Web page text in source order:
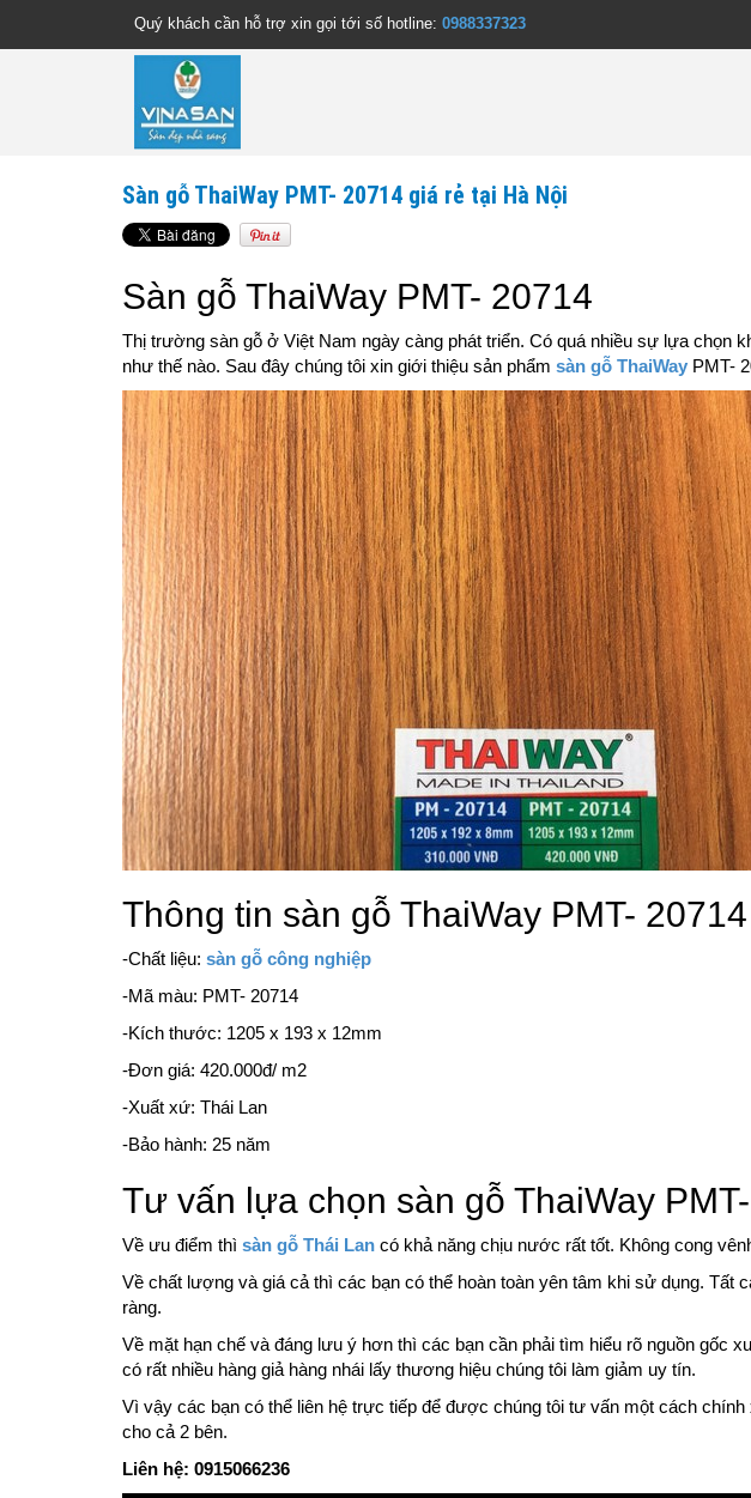
Quý khách cần hỗ trợ xin gọi tới số hotline: 0988337323
Sàn gỗ ThaiWay PMT- 20714 giá rẻ tại Hà Nội
Sàn gỗ ThaiWay PMT- 20714
Thị trường sàn gỗ ở Việt Nam ngày càng phát triển. Có quá nhiều sự lựa chọn
như thế nào. Sau đây chúng tôi xin giới thiệu sản phẩm sàn gỗ ThaiWay PMT-
Thông tin sàn gỗ ThaiWay PMT- 20714
-Chất liệu: sàn gỗ công nghiệp
-Mã màu: PMT- 20714
-Kích thước: 1205 x 193 x 12mm
-Đơn giá: 420.000đ/ m2
-Xuất xứ: Thái Lan
-Bảo hành: 25 năm
Tư vấn lựa chọn sàn gỗ ThaiWay
Về ưu điểm thì sàn gỗ Thái Lan có khả năng chịu nước rất tốt. Không cong
Về chất lượng và giá cả thì các bạn có thể hoàn toàn yên tâm khi sử dụng. Tất
ràng.
Về mặt hạn chế và đáng lưu ý hơn thì các bạn cần phải tìm hiểu rõ nguồn gốc
có rất nhiều hàng giả hàng nhái lấy thương hiệu chúng tôi làm giảm uy tín.
Vì vậy các bạn có thể liên hệ trực tiếp để được chúng tôi tư vấn một cách
cho cả 2 bên.
Liên hệ: 0915066236